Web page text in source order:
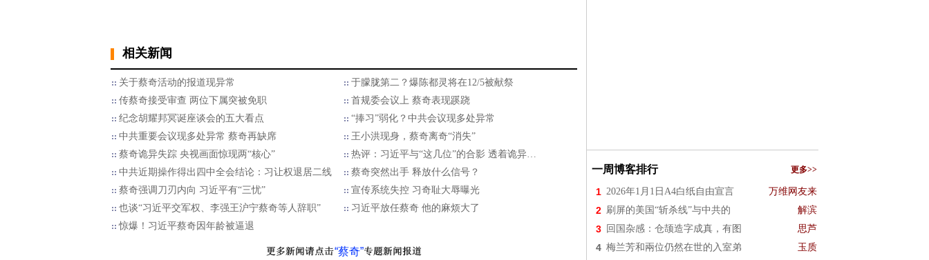
相关新闻
关于蔡奇活动的报道现异常
于朦胧第二？爆陈都灵将在12/5被献祭
传蔡奇接受审查 两位下属突被免职
首规委会议上 蔡奇表现蹊跷
纪念胡耀邦冥诞座谈会的五大看点
“捧习”弱化？中共会议现多处异常
中共重要会议现多处异常 蔡奇再缺席
王小洪现身，蔡奇离奇“消失”
蔡奇诡异失踪 央视画面惊现两“核心”
热评：习近平与“这几位”的合影 透着诡异…
中共近期操作得出四中全会结论：习让权退居二线
蔡奇突然出手 释放什么信号？
蔡奇强调刀刃内向 习近平有“三忧”
宣传系统失控 习奇耻大辱曝光
也谈“习近平交军权、李强王沪宁蔡奇等人辞职”
习近平放任蔡奇 他的麻烦大了
惊爆！习近平蔡奇因年龄被逼退
“蔡奇”
一周博客排行 更多>>
1 2026年1月1日A4白纸自由宣言 万维网友来
2 刷屏的美国“斩杀线”与中共的 解滨
3 回国杂感：仓颉造字成真，有图 思芦
4 梅兰芳和兩位仍然在世的入室弟 玉质